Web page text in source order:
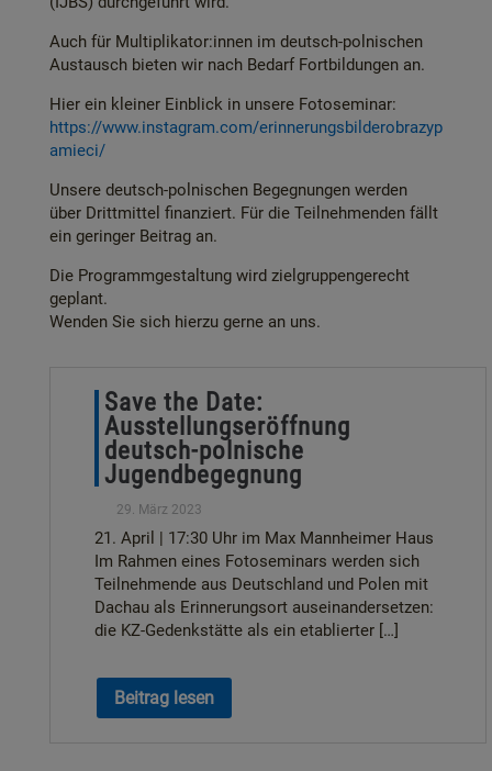
Auch für Multiplikator:innen im deutsch-polnischen
Austausch bieten wir nach Bedarf Fortbildungen an.
Hier ein kleiner Einblick in unsere Fotoseminar:
https://www.instagram.com/erinnerungsbilderobrazyp
amieci/
Unsere deutsch-polnischen Begegnungen werden
über Drittmittel finanziert. Für die Teilnehmenden fällt
ein geringer Beitrag an.
Die Programmgestaltung wird zielgruppengerecht
geplant.
Wenden Sie sich hierzu gerne an uns.
Save the Date:
Ausstellungseröffnung
deutsch-polnische
Jugendbegegnung
29. März 2023
21. April | 17:30 Uhr im Max Mannheimer Haus
Im Rahmen eines Fotoseminars werden sich
Teilnehmende aus Deutschland und Polen mit
Dachau als Erinnerungsort auseinandersetzen:
die KZ-Gedenkstätte als ein etablierter […]
Beitrag lesen